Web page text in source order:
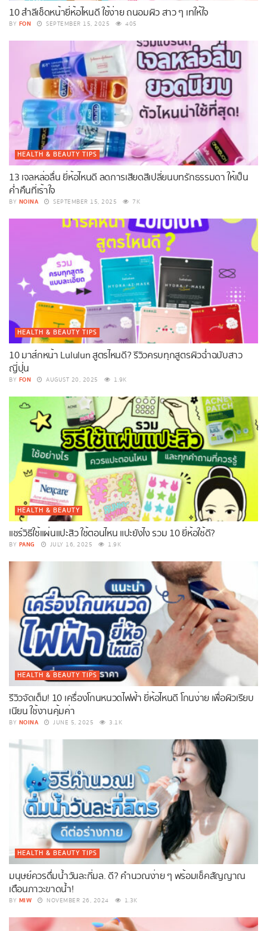
10 สำลีเช็ดหน้ายี่ห้อไหนดี ใช้ง่าย ถนอมผิว สาว ๆ เทให้ใจ
BY FON SEPTEMBER 15, 2025 405
HEALTH & BEAUTY TIPS
13 เจลหล่อลื่น ยี่ห้อไหนดี ลดการเสียดสีเปลี่ยนบทรักธรรมดา ให้เป็น
ค่ำคืนที่เร้าใจ
BY NOINA SEPTEMBER 15, 2025 7K
HEALTH & BEAUTY TIPS
10 มาส์กหน้า Lululun สูตรไหนดี? รีวิวครบทุกสูตรผิวฉ่ำฉบับสาว
ญี่ปุ่น
BY FON AUGUST 20, 2025 1.9K
HEALTH & BEAUTY
แชร์วิธีใช้แผ่นแปะสิว ใช้ตอนไหน แปะยังไง รวม 10 ยี่ห้อใช้ดี?
BY PANG JULY 16, 2025 1.9K
HEALTH & BEAUTY TIPS
รีวิวจัดเต็ม! 10 เครื่องโกนหนวดไฟฟ้า ยี่ห้อไหนดี โกนง่าย เพื่อผิวเรียบ
เนียน ใช้งานคุ้มค่า
BY NOINA JUNE 5, 2025 3.1K
HEALTH & BEAUTY TIPS
มนุษย์ควรดื่มน้ำวันละกี่มล. ดี? คำนวณง่าย ๆ พร้อมเช็คสัญญาณ
เตือนภาวะขาดน้ำ!
BY MIW NOVEMBER 26, 2024 1.3K